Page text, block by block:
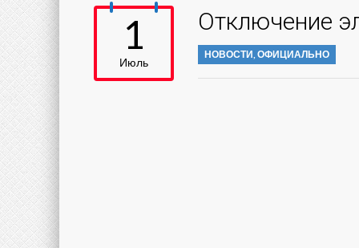
1
Июль
Отключение
НОВОСТИ,ОФИЦИАЛЬНО